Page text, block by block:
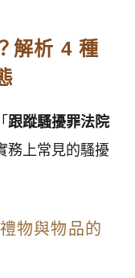
解析 4 種
跟蹤騷擾罪法院
務上常見的騷擾
物與物品的